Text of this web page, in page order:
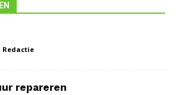
Redactie
repareren